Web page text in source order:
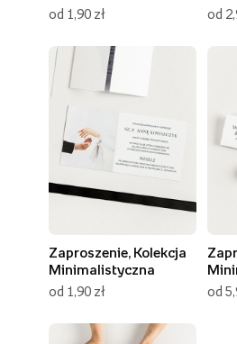
od 1,90 zł
od
Zaproszenie, Kolekcja
Minimalistyczna
od 1,90 zł
od